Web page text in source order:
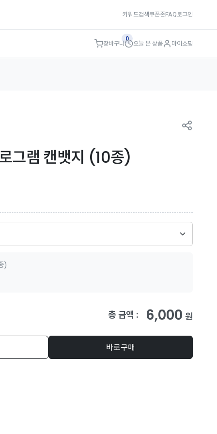
키워드검색쿠폰존FAQ로그인
장바구니
0
오늘 본 상품 마이쇼핑
그램 캔뱃지 (10종)
)
총 금액 : 6,000 원
바로구매